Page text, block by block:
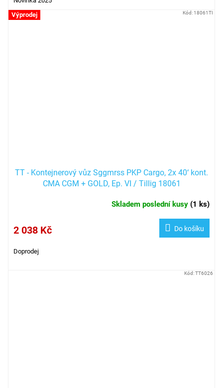
Výprodej
TT - Kontejnerový vůz Sggmrss PKP Cargo, 2x 40‘ kont.
CMA CGM + GOLD, Ep. VI / Tillig 18061
Skladem poslední kusy (1 ks)
2 038 Kč Do košíku
Doprodej
Kód: 18061TI
Kód:TT6026